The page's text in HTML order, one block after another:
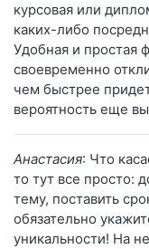
курсовая или
каких-либо
Удобная и простая
своевременно
чем быстрее
вероятность еще
Анастасия: Что
то тут все просто:
тему, поставить
обязательно
уникальности! На